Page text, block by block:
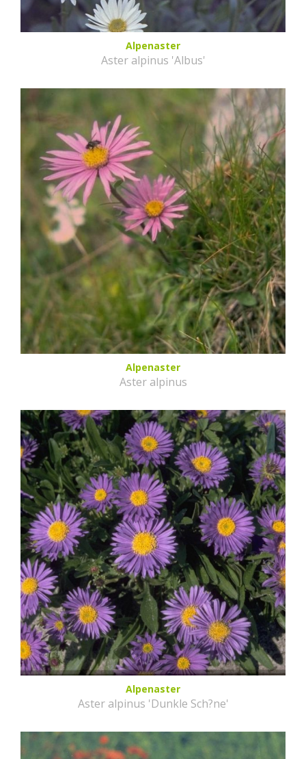
Alpenaster
Aster alpinus 'Albus'
Alpenaster
Aster alpinus
Alpenaster
Aster alpinus 'Dunkle Sch?ne'